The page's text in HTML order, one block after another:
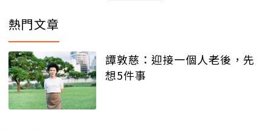
熱門文章
譚敦慈：迎接一個人老後，先
想5件事